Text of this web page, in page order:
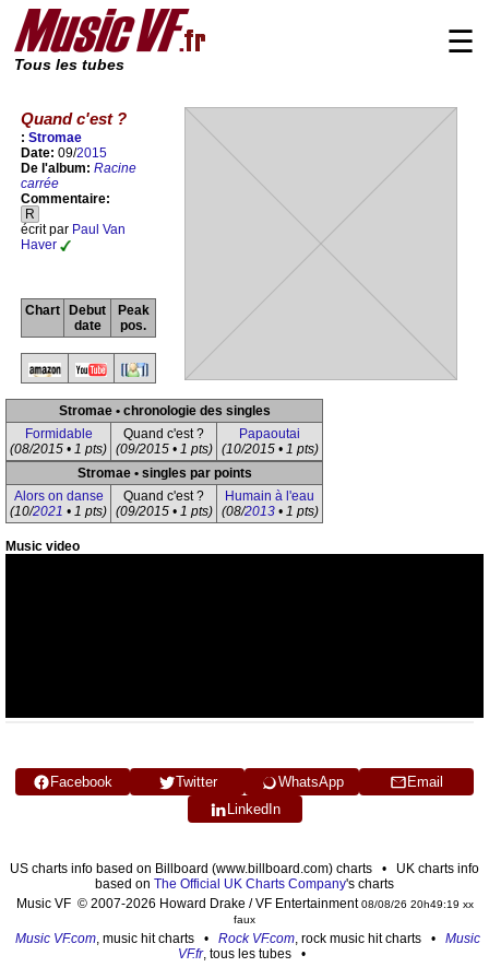
Tous les tubes
☰
Quand c'est ?
: Stromae
Date: 09/2015
De l'album: Racine
carrée
Commentaire:
R
écrit par Paul Van
Haver
Chart
Debut
date
Peak
pos.
Stromae • chronologie des singles
Formidable
(08/2015 • 1 pts)
Quand c'est ?
(09/2015 • 1 pts)
Papaoutai
(10/2015 • 1 pts)
Stromae • singles par points
Alors on danse
(10/2021 • 1 pts)
Quand c'est ?
(09/2015 • 1 pts)
Humain à l'eau
(08/2013• 1 pts)
Music video
Facebook Twitter WhatsApp
Email
LinkedIn
US charts info based on Billboard (www.billboard.com) charts • UK charts info
based on The Official UK Charts Company's charts
Music VF © 2007-2026 Howard Drake / VF Entertainment08/08/26 20h49:19 xx
faux
Music VF.com, music hit charts • Rock VF.com, rock music hit charts • Music
VF.fr, tous les tubes •